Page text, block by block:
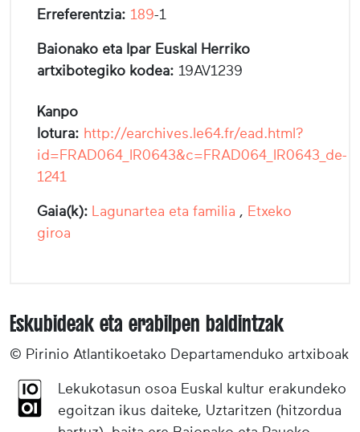
Erreferentzia: 189-1
Baionako eta Ipar Euskal Herriko
artxibotegiko kodea: 19AV1239
Kanpo
lotura: http://earchives.le64.fr/ead.html?
id=FRAD064_IR0643&c=FRAD064_IR0643_de-
1241
Gaia(k): Lagunartea eta familia , Etxeko
giroa
Eskubideak eta erabilpen baldintzak
© Pirinio Atlantikoetako Departamenduko artxiboak
Lekukotasun osoa Euskal kultur erakundeko
egoitzan ikus daiteke, Uztaritzen (hitzordua